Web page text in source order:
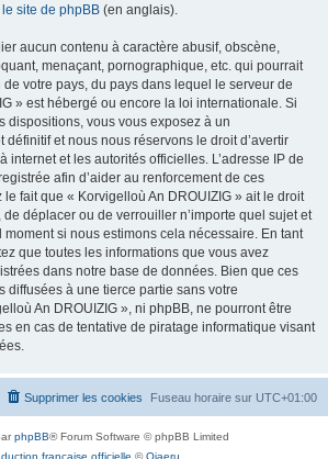
le site de phpBB (en anglais).
aucun contenu à caractère abusif, obscène,
menaçant, pornographique, etc. qui pourrait
votre pays, du pays dans lequel le serveur de
» est hébergé ou encore la loi internationale. Si
dispositions, vous vous exposez à un
définitif et nous nous réservons le droit d’avertir
internet et les autorités officielles. L’adresse IP de
afin d’aider au renforcement de ces
fait que « Korvigelloù An DROUIZIG » ait le droit
déplacer ou de verrouiller n’importe quel sujet et
moment si nous estimons cela nécessaire. En tant
que toutes les informations que vous avez
dans notre base de données. Bien que ces
diffusées à une tierce partie sans votre
An DROUIZIG », ni phpBB, ne pourront être
en cas de tentative de piratage informatique visant
Fuseau horaire sur UTC+01:00
Supprimer les cookies
phpBB® Forum Software © phpBB Limited
française officielle ©Qiaeru